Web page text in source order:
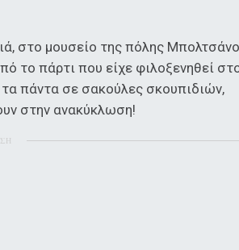
στο μουσείο της πόλης
το πάρτι που είχε φιλοξενηθεί
πάντα σε σακούλες σκουπιδιών,
στην ανακύκλωση!